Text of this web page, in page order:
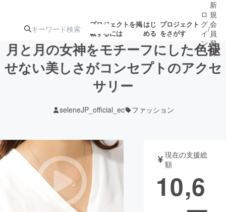
プロジェクトを掲
載するには
はじ
める
プロジェクト
をさがす
注目の新着プロ募集終了が近いプ
テクノロジー・ガジェット
映像・映画 書籍・雑誌
ロ
グ
イ
ン
/
新
規
会
員
登
録
月と月の女神をモチーフにした色褪
せない美しさがコンセプトのアクセ
サリー
seleneJP_official_ec ファッション
現在の支援総
額
10,6